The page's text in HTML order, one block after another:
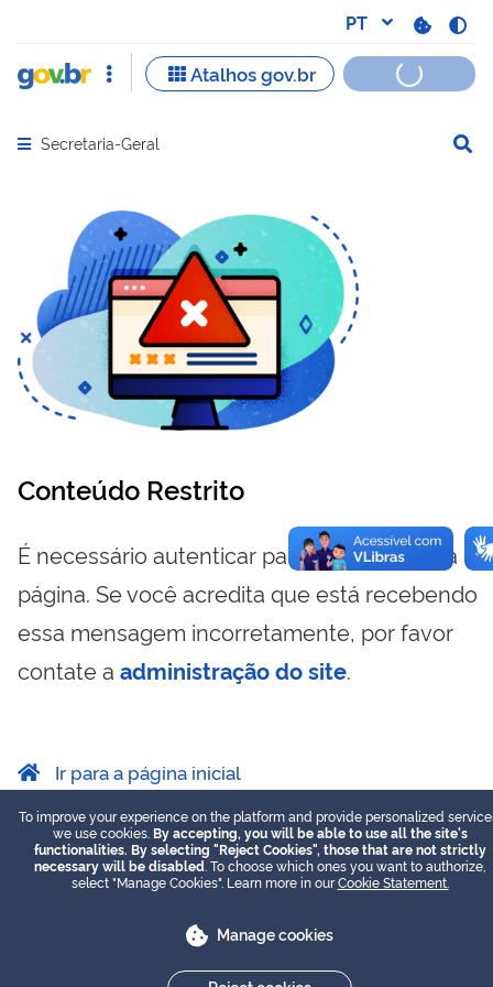
Abrir menu principal de navegação
Secretaria-Geral
Conteúdo Restrito
É necessário autenticar para visualizar essa
página. Se você acredita que está recebendo
essa mensagem incorretamente, por favor
contate a administração do site.
Ir para a página inicial
To improve your experience on the platform and provide personalized
we use cookies. By accepting, you will be able to use all the site's
functionalities. By selecting "Reject Cookies", those that are not strictly
necessary will be disabled. To choose which ones you want to authorize,
select "Manage Cookies". Learn more in ourCookie Statement.
Manage cookies